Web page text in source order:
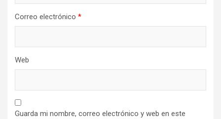
Correo electrónico *
Web
Guarda mi nombre, correo electrónico y web en este